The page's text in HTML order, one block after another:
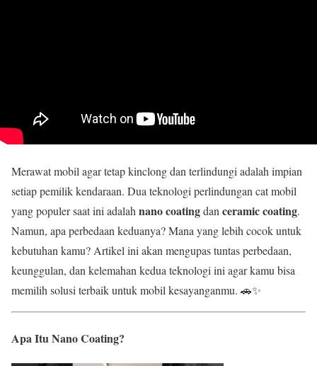
Merawat mobil agar tetap kinclong dan terlindungi adalah impian
setiap pemilik kendaraan. Dua teknologi perlindungan cat mobil
yang populer saat ini adalahnano coatingdanceramic coating.
Namun, apa perbedaan keduanya? Mana yang lebih cocok untuk
kebutuhan kamu? Artikel ini akan mengupas tuntas perbedaan,
keunggulan, dan kelemahan kedua teknologi ini agar kamu bisa
memilih solusi terbaik untuk mobil kesayanganmu. 🚗✨
Apa Itu Nano Coating?